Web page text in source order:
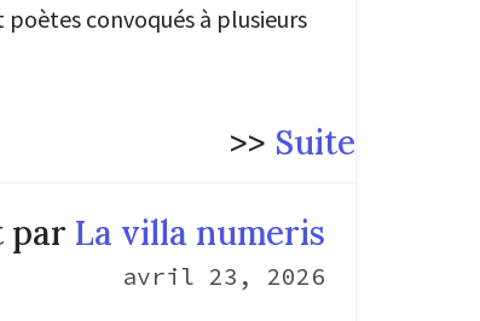
convoqués à plusieurs
>> Suite
par La villa numeris
avril 23, 2026